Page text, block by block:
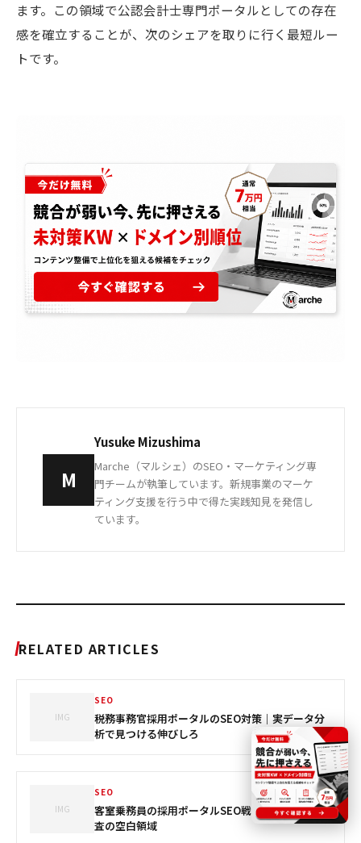
ます。この領域で公認会計士専門ポータルとしての存在
感を確立することが、次のシェアを取りに行く最短ルー
トです。
M
Yusuke Mizushima
Marche（マルシェ）のSEO・マーケティング専
門チームが執筆しています。新規事業のマーケ
ティング支援を行う中で得た実践知見を発信し
ています。
RELATED ARTICLES
IMG
SEO
税務事務官採用ポータルのSEO対策｜実データ分
析で見つける伸びしろ
IMG
SEO
客室乗務員の採用ポータルSEO戦略｜実データ調
査の空白領域